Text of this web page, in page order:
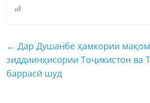
← Дар Душанбе ҳамкории
зиддиинҳисории Тоҷикистон ва
баррасӣ шуд